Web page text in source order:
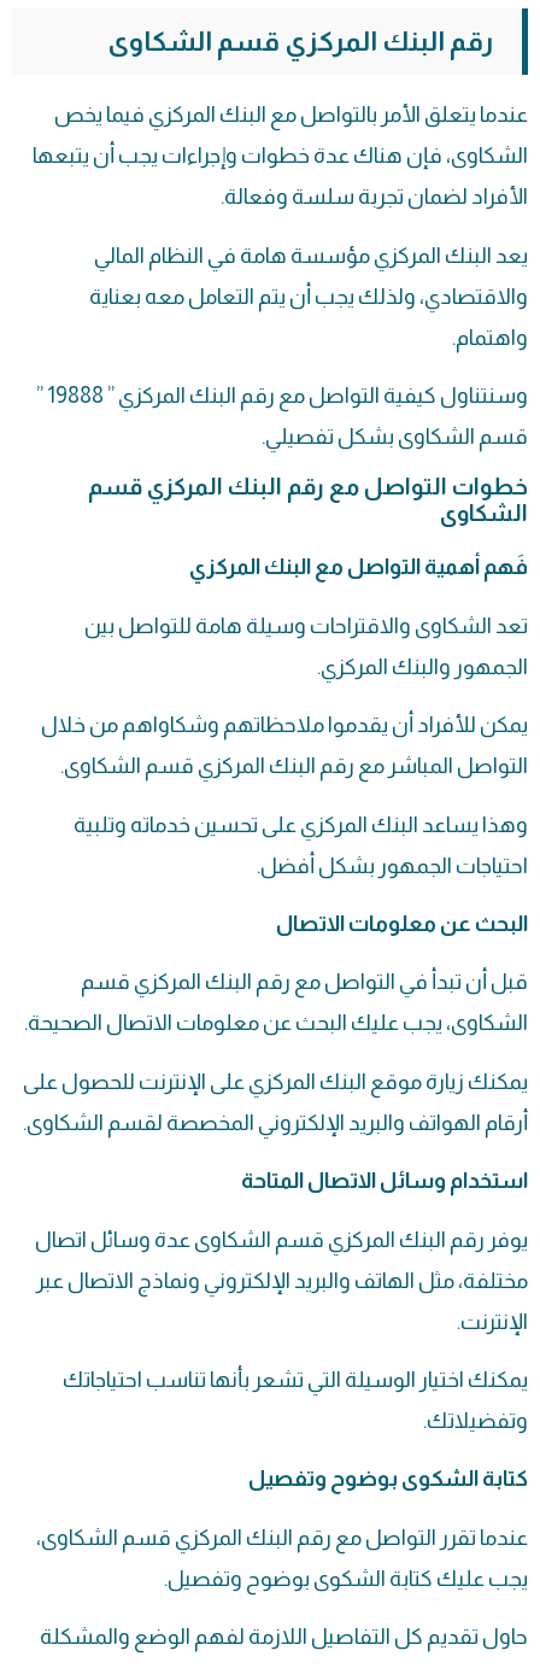
رقم البنك المركزي قسم الشكاوى
عندما يتعلق الأمر بالتواصل مع البنك المركزي فيما يخص
الشكاوى، فإن هناك عدة خطوات وإجراءات يجب أن يتبعها
الأفراد لضمان تجربة سلسة وفعالة.
يعد البنك المركزي مؤسسة هامة في النظام المالي
والاقتصادي، ولذلك يجب أن يتم التعامل معه بعناية
واهتمام.
وسنتناول كيفية التواصل مع رقم البنك المركزي ” 19888 ”
قسم الشكاوى بشكل تفصيلي.
خطوات التواصل مع رقم البنك المركزي قسم
الشكاوى
فَهم أهمية التواصل مع البنك المركزي
تعد الشكاوى والاقتراحات وسيلة هامة للتواصل بين
الجمهور والبنك المركزي.
يمكن للأفراد أن يقدموا ملاحظاتهم وشكاواهم من خلال
التواصل المباشر مع رقم البنك المركزي قسم الشكاوى.
وهذا يساعد البنك المركزي على تحسين خدماته وتلبية
احتياجات الجمهور بشكل أفضل.
البحث عن معلومات الاتصال
قبل أن تبدأ في التواصل مع رقم البنك المركزي قسم
الشكاوى، يجب عليك البحث عن معلومات الاتصال الصحيحة.
يمكنك زيارة موقع البنك المركزي على الإنترنت للحصول على
أرقام الهواتف والبريد الإلكتروني المخصصة لقسم الشكاوى.
استخدام وسائل الاتصال المتاحة
يوفر رقم البنك المركزي قسم الشكاوى عدة وسائل اتصال
مختلفة، مثل الهاتف والبريد الإلكتروني ونماذج الاتصال عبر
الإنترنت.
يمكنك اختيار الوسيلة التي تشعر بأنها تناسب احتياجاتك
وتفضيلاتك.
كتابة الشكوى بوضوح وتفصيل
عندما تقرر التواصل مع رقم البنك المركزي قسم الشكاوى،
يجب عليك كتابة الشكوى بوضوح وتفصيل.
حاول تقديم كل التفاصيل اللازمة لفهم الوضع والمشكلة